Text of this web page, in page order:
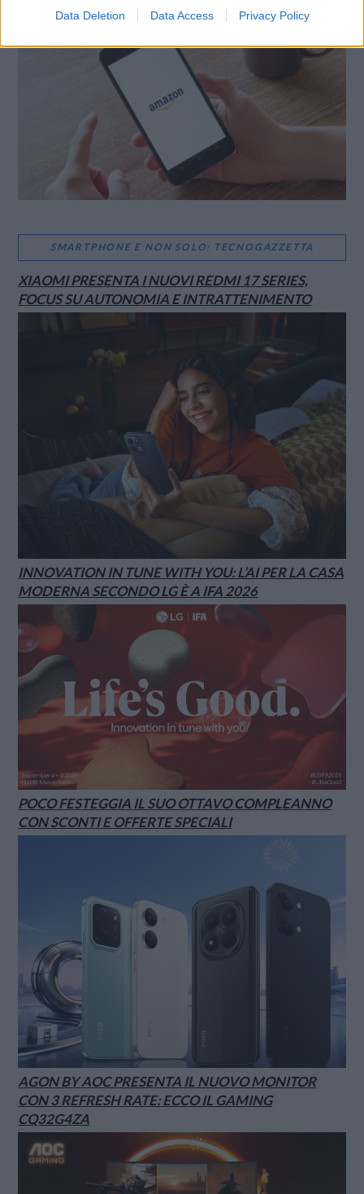
Data Deletion Data Access Privacy Policy
SMARTPHONE E NON SOLO: TECNOGAZZETTA
XIAOMI PRESENTA I NUOVI REDMI 17 SERIES,
FOCUS SU AUTONOMIA E INTRATTENIMENTO
INNOVATION IN TUNE WITH YOU: L’AI PER LA CASA
MODERNA SECONDO LG È A IFA 2026
POCO FESTEGGIA IL SUO OTTAVO COMPLEANNO
CON SCONTI E OFFERTE SPECIALI
AGON BY AOC PRESENTA IL NUOVO MONITOR
CON 3 REFRESH RATE: ECCO IL GAMING
CQ32G4ZA